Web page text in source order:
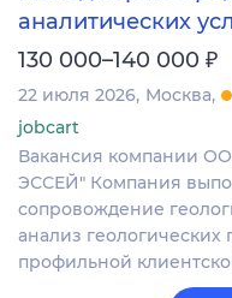
аналитических
130 000–140 000 ₽
22 июля 2026 Москва
jobcart
Вакансия компании
ЭССЕЙ" Компания
сопровождение
анализ
профильной